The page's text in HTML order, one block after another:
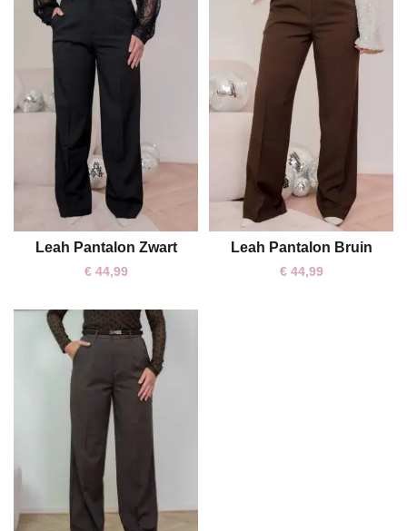
S M L XL XXL
Leah Pantalon Zwart
€44,99
M XXL
Leah Pantalon Bruin
€44,99